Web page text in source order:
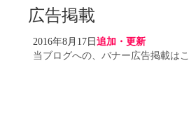
広告掲載
2016年8月17日追加・更新
当ブログへの、バナー広告掲載は